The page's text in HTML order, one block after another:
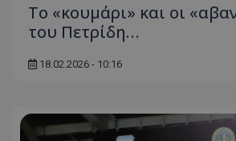
Το «κουμάρι» και οι
του Πετρίδη…
18.02.2026 - 10:16